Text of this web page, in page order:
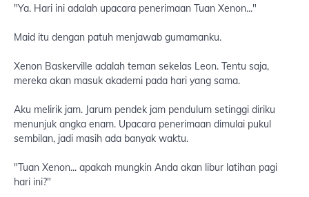
"Ya. Hari ini adalah upacara penerimaan Tuan Xenon..."
Maid itu dengan patuh menjawab gumamanku.
Xenon Baskerville adalah teman sekelas Leon. Tentu saja,
mereka akan masuk akademi pada hari yang sama.
Aku melirik jam. Jarum pendek jam pendulum setinggi diriku
menunjuk angka enam. Upacara penerimaan dimulai pukul
sembilan, jadi masih ada banyak waktu.
"Tuan Xenon... apakah mungkin Anda akan libur latihan pagi
hari ini?"